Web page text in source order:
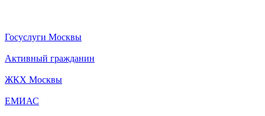
Госуслуги Москвы
Активный гражданин
ЖКХ Москвы
ЕМИАС